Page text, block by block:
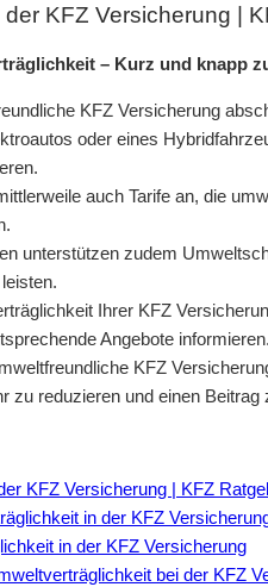
KFZ Versicherung |
– Kurz und knapp
KFZ Versicherung
oder eines
auch Tarife an, die
unterstützen zudem
Ihrer KFZ
Angebote informieren.
KFZ
zu reduzieren und einen
KFZ Versicherung | KFZ
in der KFZ
in der KFZ Versicherung
bei der KFZ